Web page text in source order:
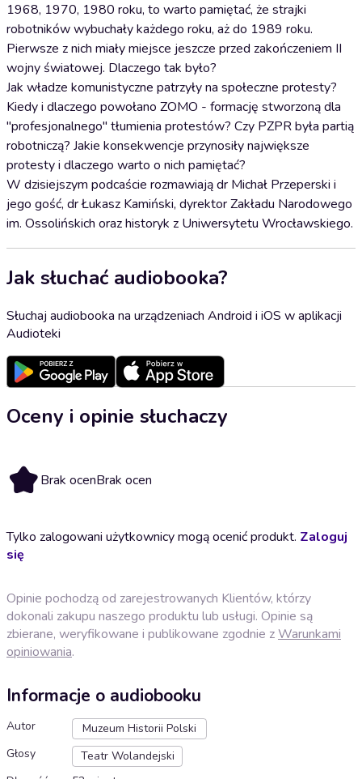
1968, 1970, 1980 roku, to warto pamiętać, że strajki
robotników wybuchały każdego roku, aż do 1989 roku.
Pierwsze z nich miały miejsce jeszcze przed zakończeniem II
wojny światowej. Dlaczego tak było?
Jak władze komunistyczne patrzyły na społeczne protesty?
Kiedy i dlaczego powołano ZOMO - formację stworzoną dla
"profesjonalnego" tłumienia protestów? Czy PZPR była partią
robotniczą? Jakie konsekwencje przynosiły największe
protesty i dlaczego warto o nich pamiętać?
W dzisiejszym podcaście rozmawiają dr Michał Przeperski i
jego gość, dr Łukasz Kamiński, dyrektor Zakładu Narodowego
im. Ossolińskich oraz historyk z Uniwersytetu Wrocławskiego.
Jak słuchać audiobooka?
Słuchaj audiobooka na urządzeniach Android i iOS w aplikacji
Audioteki
Oceny i opinie słuchaczy
Brak ocenBrak ocen
Tylko zalogowani użytkownicy mogą ocenić produkt. Zaloguj
się
Opinie pochodzą od zarejestrowanych Klientów, którzy
dokonali zakupu naszego produktu lub usługi. Opinie są
zbierane, weryfikowane i publikowane zgodnie zWarunkami
opiniowania.
Informacje o audiobooku
Autor
Muzeum Historii Polski
Głosy
Teatr Wolandejski